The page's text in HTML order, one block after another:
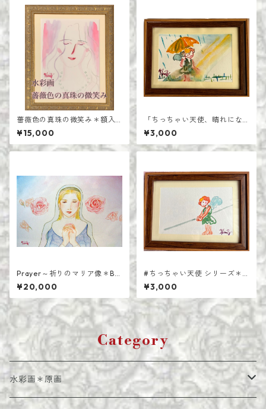
薔薇色の真珠の微笑み＊額入
り水彩画＊原画
¥15,000
「ちっちゃい天使、晴れにな
あれ♪」＊はがきサイズ＊額
装原画
¥3,000
Prayer～祈りのマリア像＊B3
判水彩色鉛筆画＊木製パネル
張り
¥20,000
#ちっちゃい天使 シリーズ＊
「境界線」＊はがきサイズ＊
額装原画
¥3,000
Category
水彩画＊原画